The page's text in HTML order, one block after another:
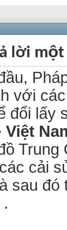
lời một
với
đổi lấy
Việt
Trung
cải
sau